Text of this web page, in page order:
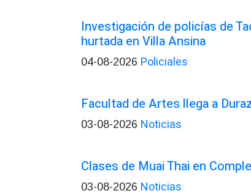
Investigación de policías de
hurtada en Villa Ansina
04-08-2026 Policiales
Facultad de Artes llega a
03-08-2026 Noticias
Clases de Muai Thai en
03-08-2026 Noticias